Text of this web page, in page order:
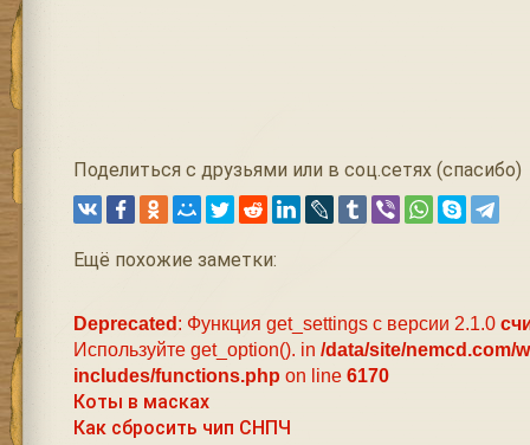
Поделиться с друзьями или в соц.сетях (спасибо)
Ещё похожие заметки:
Deprecated : Функция get_settings с версии 2.1.0
Используйте get_option(). in /data/site/nemcd.com/
includes/functions.php on line 6170
Коты в масках
Как сбросить чип СНПЧ